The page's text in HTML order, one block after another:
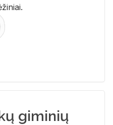
giminių